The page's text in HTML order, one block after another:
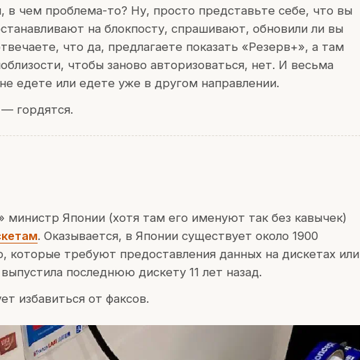
в чем проблема-то? Ну, просто представьте себе, что вы
на блокпосту, спрашивают, обновили ли вы
что да, предлагаете показать «Резерв+», а там
чтобы заново авторизоваться, нет. И весьма
едете или едете уже в другом направлении.
гордятся.
министр Японии (хотя там его именуют так без кавычек)
. Оказывается, в Японии существует около 1900
которые требуют предоставления данных на дискетах или
последнюю дискету 11 лет назад.
избавиться от факсов.